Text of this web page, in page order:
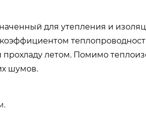
для утепления и
летом. Помимо
шумов.